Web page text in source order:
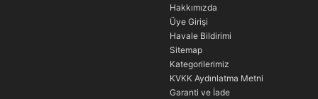
Hakkımızda
Üye Girişi
Havale Bildirimi
Sitemap
Kategorilerimiz
KVKK Aydınlatma Metni
Garanti ve İade